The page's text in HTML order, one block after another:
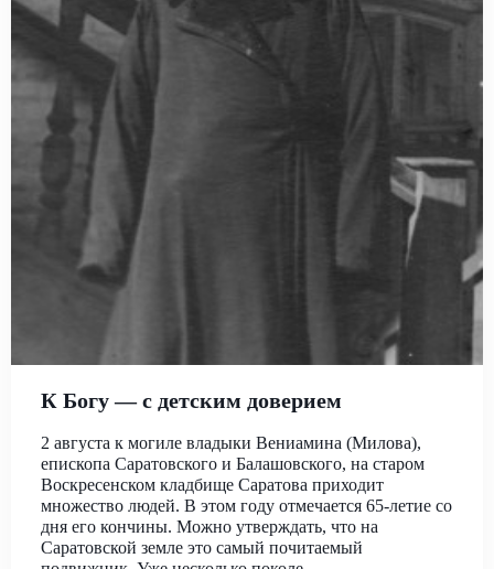
К Богу — с детским доверием
2 августа к могиле владыки Вениамина (Милова),
епископа Саратовского и Балашовского, на старом
Воскресенском кладбище Саратова приходит
множество людей. В этом году отмечается 65-летие со
дня его кончины. Можно утверждать, что на
Саратовской земле это самый почитаемый